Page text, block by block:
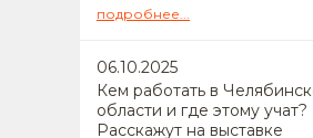
подробнее...
06.10.2025
Кем работать в
области и где этому учат?
Расскажут на выставке